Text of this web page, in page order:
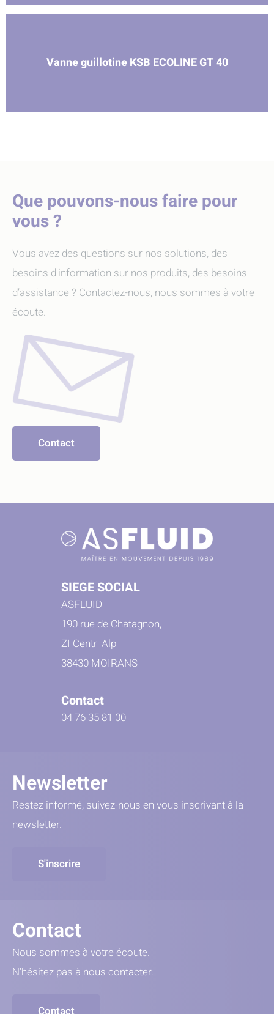
Vanne guillotine KSB ECOLINE GT 40
Que pouvons-nous faire pour
vous ?
Vous avez des questions sur nos solutions, des
besoins d'information sur nos produits, des besoins
d’assistance ? Contactez-nous, nous sommes à votre
écoute.
Contact
SIEGE SOCIAL
ASFLUID
190 rue de Chatagnon,
ZI Centr' Alp
38430 MOIRANS
Contact
04 76 35 81 00
Newsletter
Restez informé, suivez-nous en vous inscrivant à la
newsletter.
S'inscrire
Contact
Nous sommes à votre écoute.
N'hésitez pas à nous contacter.